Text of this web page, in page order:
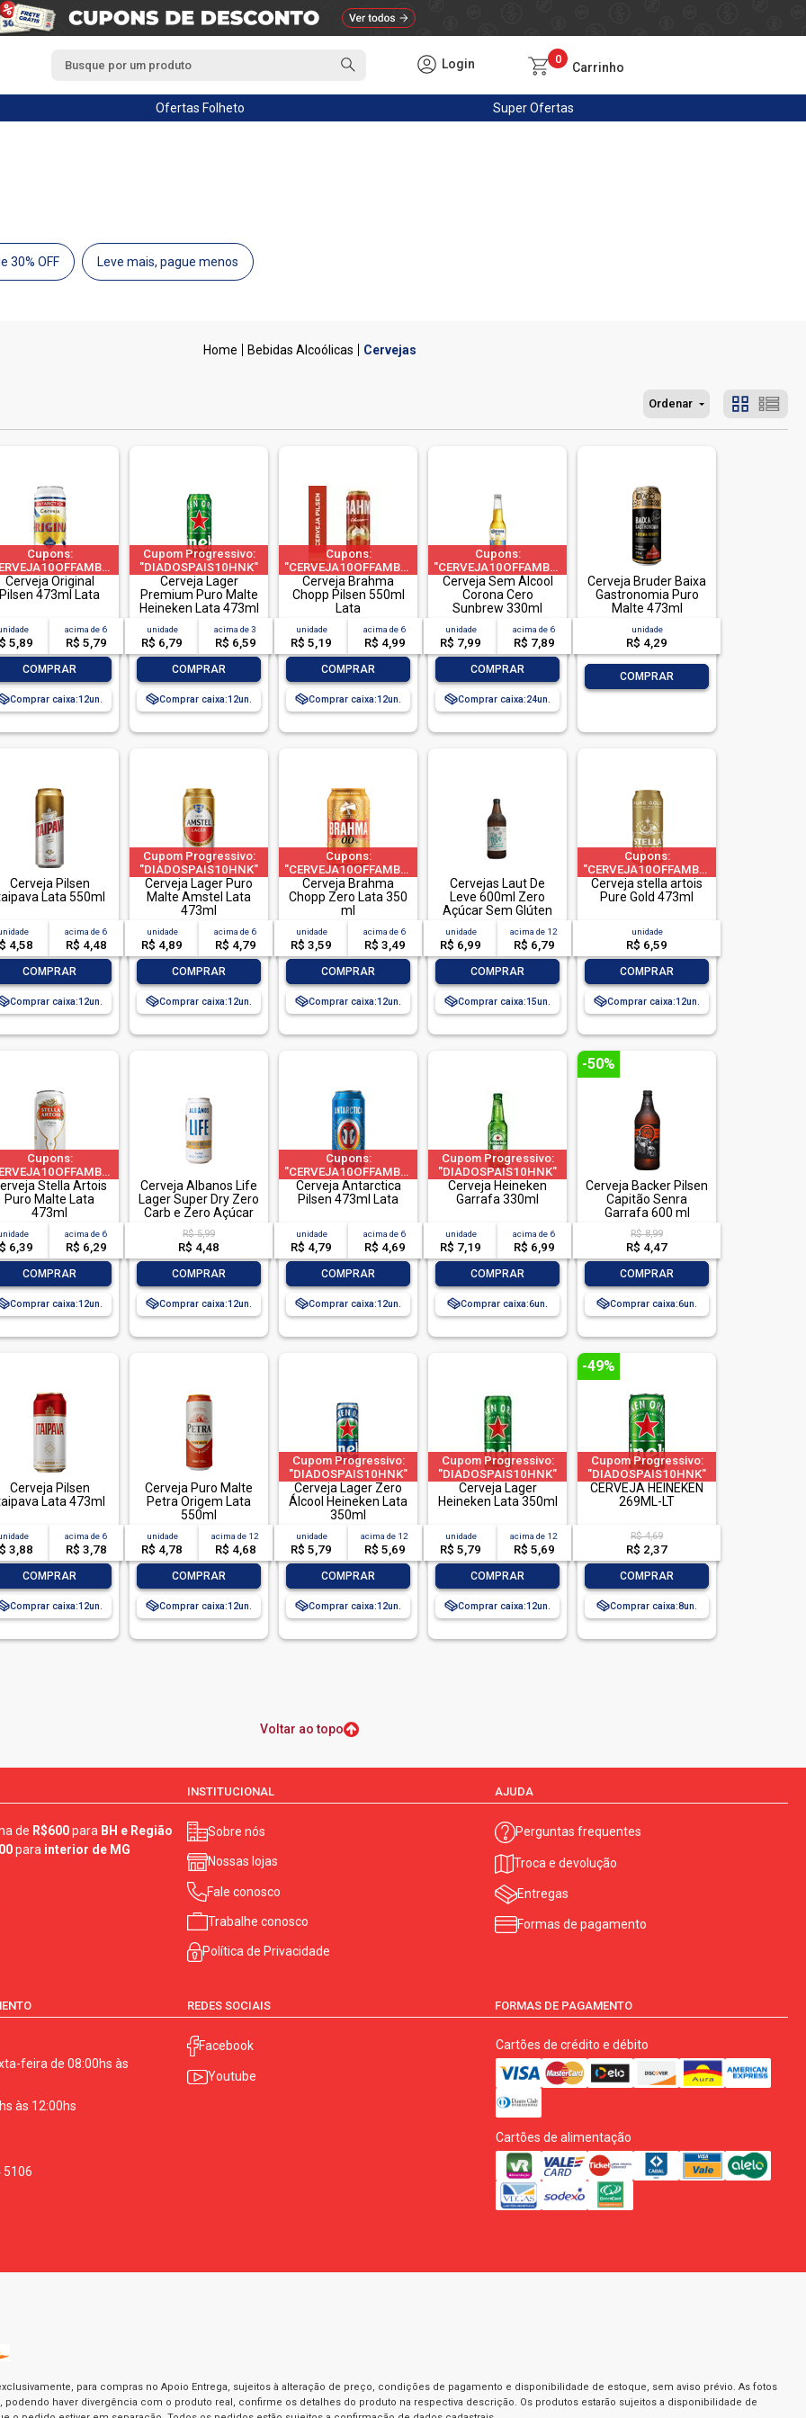
Login 0
Carrinho
Ofertas Folheto SuperOfertas
30% OFF Leve mais, pague menos
Bebidas Alcoólicas Cervejas
Ordenar
Cupons:
a 1 pedido por CPF
Cerveja Original
Pilsen 473ml Lata
5,89
acima de 6
R$ 5,79
COMPRAR
Comprar caixa:12
Cupom Progressivo:
"DIADOSPAIS10HNK"
|"DIADOSPAIS20HNK"
| "DIADOSPAIS30HNK"
| limitado a 2 pedido
por CPF
Cerveja Lager
Premium Puro Malte
Heineken Lata 473ml
unidade
R$ 6,79
acima de3
R$ 6,59
COMPRAR
Comprar caixa:12
Cupons:
"CERVEJA10OFFAMBEV"|"CERVEJA60OFFAMBEV"|"CERVEJA200OFFAMBEV"|limitado
a 1 pedido por CPF
Cerveja Brahma
Chopp Pilsen 550ml
Lata
unidade
R$ 5,19
acima de 6
R$ 4,99
COMPRAR
Comprar caixa:12
Cupons:
a 1 pedido por CPF
Cerveja Sem Álcool
Corona Cero
Sunbrew 330ml
unidade
R$ 7,99
acima de 6
R$ 7,89
COMPRAR
Comprar caixa:24
Cerveja Bruder Baixa
Gastronomia Puro
Malte 473ml
unidade
R$ 4,29
COMPRAR
Cerveja Pilsen
Lata 550ml
4,58
acima de 6
R$ 4,48
COMPRAR
Comprar caixa:12
Cupom Progressivo:
"DIADOSPAIS10HNK"
|"DIADOSPAIS20HNK"
| "DIADOSPAIS30HNK"
| limitado a 2 pedido
por CPF
Cerveja Lager Puro
Malte Amstel Lata
473ml
unidade
R$ 4,89
acima de 6
R$ 4,79
COMPRAR
Comprar caixa:12
Cupons:
"CERVEJA10OFFAMBEV"|"CERVEJA60OFFAMBEV"|"CERVEJA200OFFAMBEV"|limitado
a 1 pedido por CPF
Cerveja Brahma
Chopp Zero Lata 350
ml
unidade
R$ 3,59
acima de 6
R$ 3,49
COMPRAR
Comprar caixa:12
Cervejas Laut De
Leve 600ml Zero
Açúcar Sem Glúten
unidade
R$ 6,99
acima de 12
R$ 6,79
COMPRAR
Comprar caixa:15
Cupons:
a 1 pedido por CPF
Cerveja stella artois
Pure Gold 473ml
unidade
R$ 6,59
COMPRAR
Comprar caixa:12
Cupons:
1 pedido por CPF
Stella Artois
Puro Malte Lata
473ml
6,39
acima de 6
R$ 6,29
COMPRAR
Comprar caixa:12
Cerveja Albanos Life
Lager Super Dry Zero
Carb e Zero Açúcar
473ml
R$ 5,99
R$ 4,48
COMPRAR
Comprar caixa:12
Cupons:
"CERVEJA10OFFAMBEV"|"CERVEJA60OFFAMBEV"|"CERVEJA200OFFAMBEV"|limitado
a 1 pedido por CPF
Cerveja Antarctica
Pilsen 473ml Lata
unidade
R$ 4,79
acima de 6
R$ 4,69
COMPRAR
Comprar caixa:12
Cupom Progressivo:
"DIADOSPAIS10HNK"
|"DIADOSPAIS20HNK"
| "DIADOSPAIS30HNK"
por CPF
Cerveja Heineken
Garrafa 330ml
unidade
R$ 7,19
acima de 6
R$ 6,99
COMPRAR
Comprar caixa:6
-50%
Cerveja Backer Pilsen
Capitão Senra
Garrafa 600 ml
R$ 8,99
R$ 4,47
COMPRAR
Comprar caixa:6
Cerveja Pilsen
Lata 473ml
3,88
acima de 6
R$ 3,78
COMPRAR
Comprar caixa:12
Cerveja Puro Malte
Petra Origem Lata
550ml
unidade
R$ 4,78
acima de 12
R$ 4,68
COMPRAR
Comprar caixa:12
Cupom Progressivo:
"DIADOSPAIS10HNK"
|"DIADOSPAIS20HNK"
| "DIADOSPAIS30HNK"
| limitado a 2 pedido
por CPF
Cerveja Lager Zero
Álcool Heineken Lata
350ml
unidade
R$ 5,79
acima de 12
R$ 5,69
COMPRAR
Comprar caixa:12
Cupom Progressivo:
"DIADOSPAIS10HNK"
|"DIADOSPAIS20HNK"
| "DIADOSPAIS30HNK"
por CPF
Cerveja Lager
Heineken Lata 350ml
unidade
R$ 5,79
acima de 12
R$ 5,69
COMPRAR
Comprar caixa:12
-49%
Cupom Progressivo:
"DIADOSPAIS10HNK"
|"DIADOSPAIS20HNK"
| "DIADOSPAIS30HNK"
por CPF
CERVEJA HEINEKEN
269ML-LT
R$ 4,69
R$ 2,37
COMPRAR
Comprar caixa:8
Voltar ao topo
de R$600para BH e Região
para interior de MG
INSTITUCIONAL
Sobre nós
Nossas lojas
Fale conosco
Trabalhe conosco
Política de Privacidade
AJUDA
Perguntas frequentes
Troca e devolução
Entregas
Formas de pagamento
feira de 08:00hs às
às 12:00hs
5106
REDES SOCIAIS
Facebook
Youtube
FORMAS DE PAGAMENTO
Cartões de crédito e débito
Cartões de alimentação
para compras no Apoio Entrega, sujeitos à alteração de preço, condições de pagamento e disponibilidade de estoque, sem aviso prévio. As fotos
podendo haver divergência com o produto real, confirme os detalhes do produto na respectiva descrição. Os produtos estarão sujeitos a disponibilidade de